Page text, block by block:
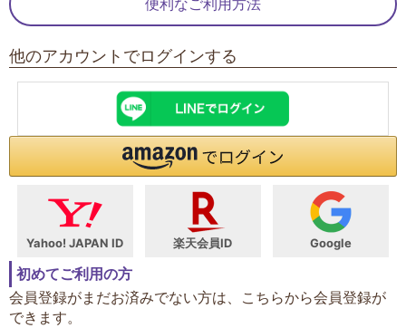
便利なご利用方法
他のアカウントでログインする
Yahoo! JAPAN ID 楽天会員ID Google
初めてご利用の方
会員登録がまだお済みでない方は、こちらから会員登録が
できます。